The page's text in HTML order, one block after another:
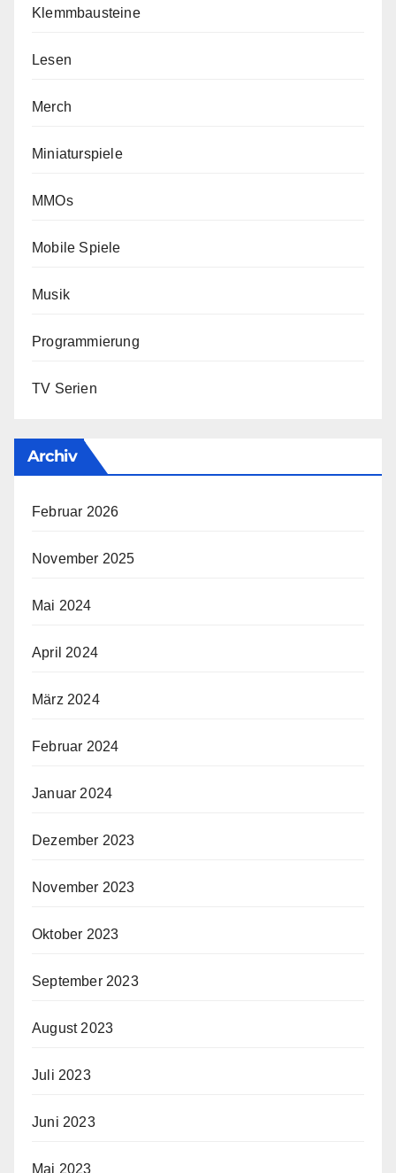
Klemmbausteine
Lesen
Merch
Miniaturspiele
MMOs
Mobile Spiele
Musik
Programmierung
TV Serien
Archiv
Februar 2026
November 2025
Mai 2024
April 2024
März 2024
Februar 2024
Januar 2024
Dezember 2023
November 2023
Oktober 2023
September 2023
August 2023
Juli 2023
Juni 2023
Mai 2023